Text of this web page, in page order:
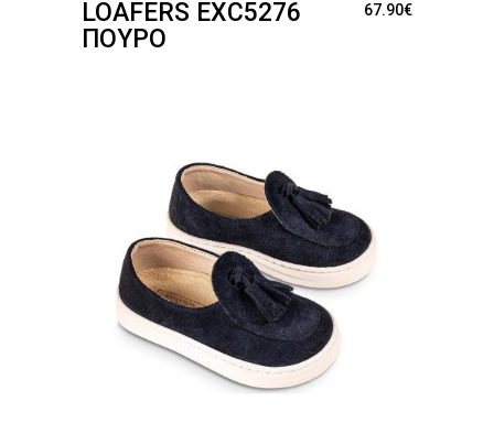
LOAFERS EXC5276
ΠΟΎΡΟ
67.90€